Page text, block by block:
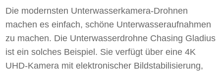
Die modernsten Unterwasserkamera-Drohnen
machen es einfach, schöne Unterwasseraufnahmen
zu machen. Die Unterwasserdrohne Chasing Gladius
ist ein solches Beispiel. Sie verfügt über eine 4K
UHD-Kamera mit elektronischer Bildstabilisierung,